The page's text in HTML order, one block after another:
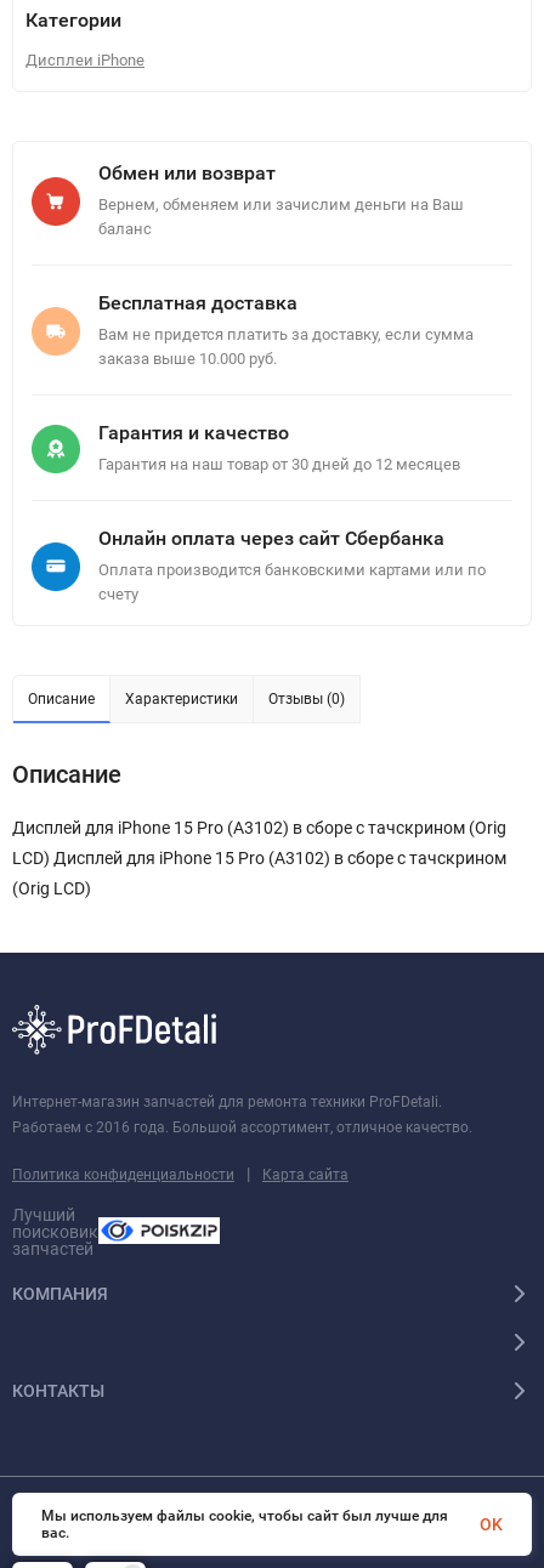
Категории
Дисплеи iPhone
Обмен или возврат
Вернем, обменяем или зачислим деньги на Ваш
баланс
Бесплатная доставка
Вам не придется платить за доставку, если сумма
заказа выше 10.000 руб.
Гарантия и качество
Гарантия на наш товар от 30 дней до 12 месяцев
Онлайн оплата через сайт Сбербанка
Оплата производится банковскими картами или по
счету
Описание Характеристики Отзывы (0)
Описание
Дисплей для iPhone 15 Pro (A3102) в сборе с тачскрином (Orig
LCD) Дисплей для iPhone 15 Pro (A3102) в сборе с тачскрином
(Orig LCD)
Интернет-магазин запчастей для ремонта техники ProFDetali.
Работаем с 2016 года. Большой ассортимент, отличное качество.
Политика конфиденциальности | Карта сайта
Лучший
поисковик
запчастей
КОМПАНИЯ
КОНТАКТЫ
© 2026 InSale. Все права защищены
Мы используем файлы cookie, чтобы сайт был лучше для
вас.
OK